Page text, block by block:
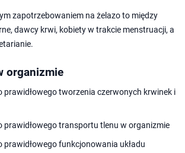
zapotrzebowaniem na żelazo to między
dawcy krwi, kobiety w trakcie menstruacji, a
organizmie
prawidłowego tworzenia czerwonych krwinek i
prawidłowego transportu tlenu w organizmie
prawidłowego funkcjonowania układu